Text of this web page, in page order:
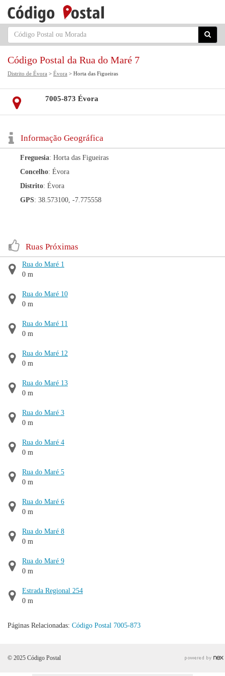
Código Postal da Rua do Maré 7
Distrito de Évora > Évora > Horta das Figueiras
7005-873 Évora
Informação Geográfica
Freguesia: Horta das Figueiras
Concelho: Évora
Distrito: Évora
GPS: 38.573100, -7.775558
Ruas Próximas
Rua do Maré 1
0 m
Rua do Maré 10
0 m
Rua do Maré 11
0 m
Rua do Maré 12
0 m
Rua do Maré 13
0 m
Rua do Maré 3
0 m
Rua do Maré 4
0 m
Rua do Maré 5
0 m
Rua do Maré 6
0 m
Rua do Maré 8
0 m
Rua do Maré 9
0 m
Estrada Regional 254
0 m
Páginas Relacionadas: Código Postal 7005-873
© 2025 Código Postal